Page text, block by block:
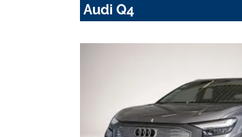
Audi Q4